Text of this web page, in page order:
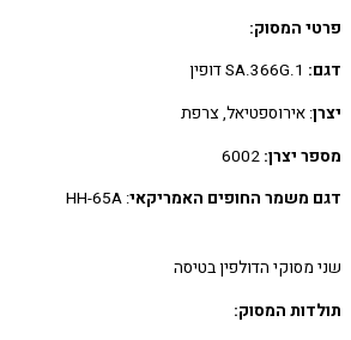
המסוק:
: אירוספטיאל, צרפת
יצרן:6002
החופים האמריקאי: HH-65A
הדולפין בטיסה
המסוק: